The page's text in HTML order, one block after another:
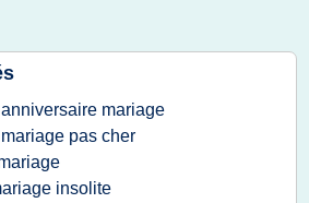
mariage
pas cher
insolite